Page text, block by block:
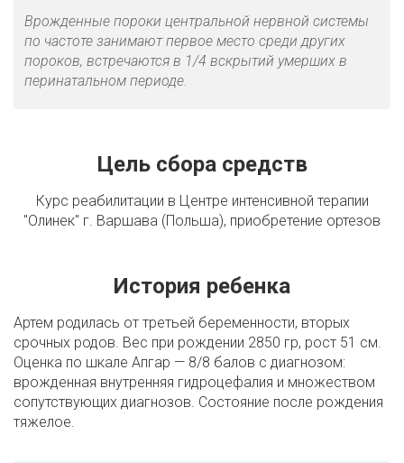
Врожденные пороки центральной нервной системы
по частоте занимают первое место среди других
пороков, встречаются в 1/4 вскрытий умерших в
перинатальном периоде.
Цель сбора средств
Курс реабилитации в Центре интенсивной терапии
"Олинек" г. Варшава (Польша), приобретение ортезов
История ребенка
Артем родилась от третьей беременности, вторых
срочных родов. Вес при рождении 2850 гр, рост 51 см.
Оценка по шкале Апгар — 8/8 балов с диагнозом:
врожденная внутренняя гидроцефалия и множеством
сопутствующих диагнозов. Состояние после рождения
тяжелое.